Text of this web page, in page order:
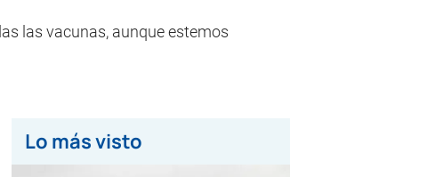
las vacunas, aunque estemos
Lo más visto